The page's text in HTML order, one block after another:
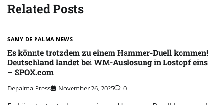
Related Posts
SAMY DE PALMA NEWS
Es könnte trotzdem zu einem Hammer-Duell kommen!
Deutschland landet bei WM-Auslosung in Lostopf eins
– SPOX.com
Depalma-Press November 26, 2025 0